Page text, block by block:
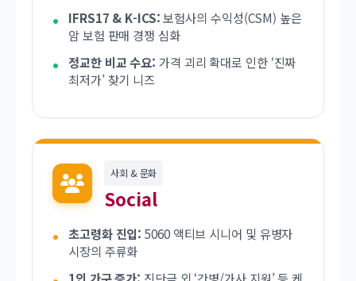
IFRS17 & K-ICS:보험사의 수익성(CSM) 높은
암 보험 판매 경쟁 심화
정교한 비교 수요: 가격 괴리 확대로 인한 ‘진짜
최저가’ 찾기 니즈
사회 & 문화
Social
초고령화 진입: 5060 액티브 시니어 및 유병자
시장의 주류화